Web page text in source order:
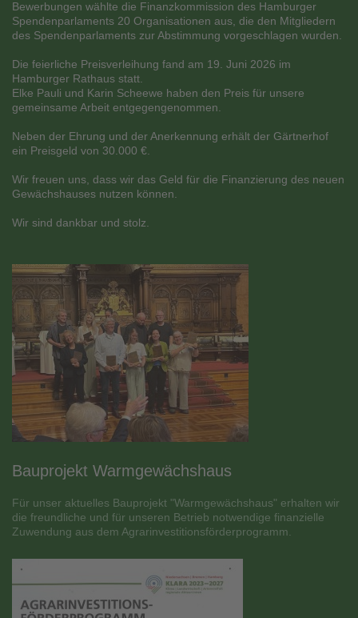
Bewerbungen wählte die Finanzkommission des Hamburger
Spendenparlaments 20 Organisationen aus, die den Mitgliedern
des Spendenparlaments zur Abstimmung vorgeschlagen wurden.
Die feierliche Preisverleihung fand am 19. Juni 2026 im
Hamburger Rathaus statt.
Elke Pauli und Karin Scheewe haben den Preis für unsere
gemeinsame Arbeit entgegengenommen.
Neben der Ehrung und der Anerkennung erhält der Gärtnerhof
ein Preisgeld von 30.000 €.
Wir freuen uns, dass wir das Geld für die Finanzierung des neuen
Gewächshauses nutzen können.
Wir sind dankbar und stolz.
Bauprojekt Warmgewächshaus
Für unser aktuelles Bauprojekt "Warmgewächshaus" erhalten wir
die freundliche und für unseren Betrieb notwendige finanzielle
Zuwendung aus dem Agrarinvestitionsförderprogramm.